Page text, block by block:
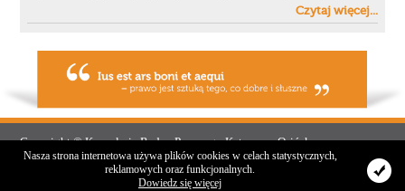
Czytaj więcej...
Copyright © Kancelaria Radcy Prawnego Katarzyna Osińska
Strony internetoweRoyalART
Nasza strona internetowa używa plików cookies w celach statystycznych,
reklamowych oraz funkcjonalnych.
Dowiedz się więcej